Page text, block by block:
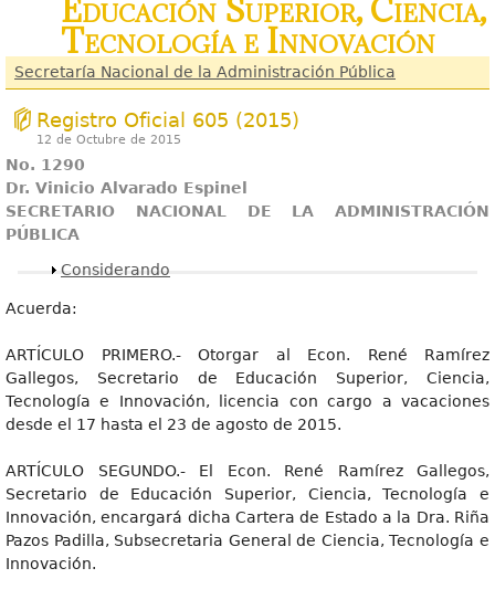
Educación Superior, Ciencia,
Tecnología e Innovación
Secretaría Nacional de la Administración Pública
Registro Oficial 605 (2015)
12 de Octubre de 2015
No. 1290
Dr. Vinicio Alvarado Espinel
SECRETARIO NACIONAL DE LA ADMINISTRACIÓN
PÚBLICA
Mostrar
Considerando
Acuerda:
ARTÍCULO PRIMERO.- Otorgar al Econ. René Ramírez
Gallegos, Secretario de Educación Superior, Ciencia,
Tecnología e Innovación, licencia con cargo a vacaciones
desde el 17 hasta el 23 de agosto de 2015.
ARTÍCULO SEGUNDO.- El Econ. René Ramírez Gallegos,
Secretario de Educación Superior, Ciencia, Tecnología e
Innovación, encargará dicha Cartera de Estado a la Dra. Riña
Pazos Padilla, Subsecretaria General de Ciencia, Tecnología e
Innovación.